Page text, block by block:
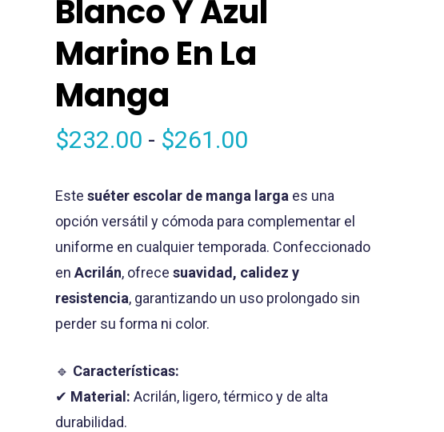
Blanco Y Azul
Marino En La
Manga
$232.00 - $261.00
precios:
desde
$232.00
hasta
$261.00
Estesuéter escolar de manga larga es una
opción versátil y cómoda para complementar el
uniforme en cualquier temporada. Confeccionado
enAcrilán, ofrecesuavidad, calidez y
resistencia, garantizando un uso prolongado sin
perder su forma ni color.
🔹 Características:
✔ Material: Acrilán, ligero, térmico y de alta
durabilidad.